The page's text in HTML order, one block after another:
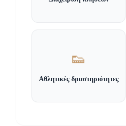
👟
Αθλητικές δραστηριότητες